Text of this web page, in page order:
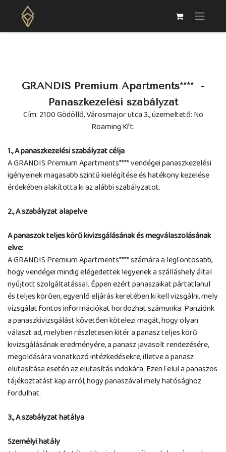
GRANDIS Premium Apartments**** -
Panaszkezelési szabályzat
Cím: 2100 Gödöllő, Városmajor utca 3., üzemeltető: No
Roaming Kft.
1., A panaszkezelési szabályzat célja
A GRANDIS Premium Apartments**** vendégei panaszkezelési
igényeinek magasabb szintű kielégítése és hatékony kezelése
érdekében alakította ki az alábbi szabályzatot.
2., A szabályzat alapelve
A panaszok teljes körű kivizsgálásának és megválaszolásának
elve:
A GRANDIS Premium Apartments**** számára a legfontosabb,
hogy vendégei mindig elégedettek legyenek a szálláshely által
nyújtott szolgáltatással. Éppen ezért panaszaikat pártatlanul
és teljes körűen, egyenlő eljárás keretében ki kell vizsgálni, mely
vizsgálat fontos információkat hordozhat számunka. Panziónk
a panaszkivizsgálást követően kötelezi magát, hogy olyan
választ ad, melyben részletesen kitér a panasz teljes körű
kivizsgálásának eredményére, a panasz javasolt rendezésére,
megoldására vonatkozó intézkedésekre, illetve a panasz
elutasítása esetén az elutasítás indokára. Ezen felül a panaszos
tájékoztatást kap arról, hogy panaszával mely hatósághoz
fordulhat.
3., A szabályzat hatálya
Személyi hatály